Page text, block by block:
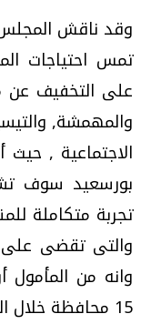
وقد ناقش المجلس
تمس احتياجات
على التخفيف عن
والمهمشة,
الاجتماعية , حيث
بورسعيد سوف
تجربة متكاملة
والتى تقضى
وانه من
15 محافظة خلال الشهرين القادمين.